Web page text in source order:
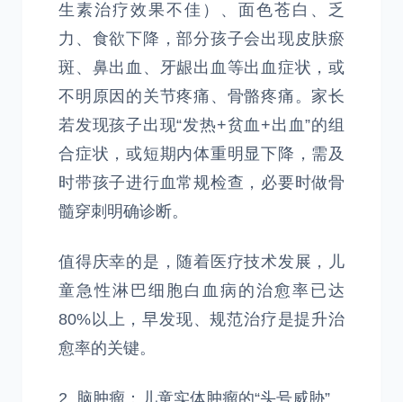
生素治疗效果不佳）、面色苍白、乏
力、食欲下降，部分孩子会出现皮肤瘀
斑、鼻出血、牙龈出血等出血症状，或
不明原因的关节疼痛、骨骼疼痛。家长
若发现孩子出现“发热+贫血+出血”的组
合症状，或短期内体重明显下降，需及
时带孩子进行血常规检查，必要时做骨
髓穿刺明确诊断。
值得庆幸的是，随着医疗技术发展，儿
童急性淋巴细胞白血病的治愈率已达
80%以上，早发现、规范治疗是提升治
愈率的关键。
2. 脑肿瘤：儿童实体肿瘤的“头号威胁”